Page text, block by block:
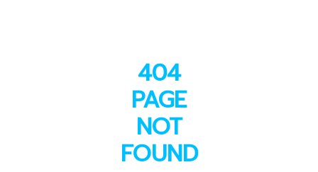
404
PAGE
NOT
FOUND